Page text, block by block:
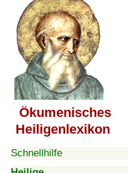
Ökumenisches
Heiligenlexikon
Schnellhilfe